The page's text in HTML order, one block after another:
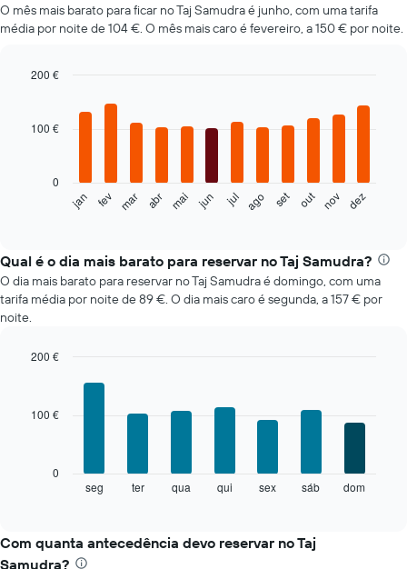
O mês mais barato para ficar no Taj Samudra é junho, com uma tarifa
média por noite de 104 €. O mês mais caro é fevereiro, a 150 € por noite.
with
o
preço
médio
de
um
em
O
numa
apresenta
jan fev mar abr mai jun jul ago set out nov dez
0
100 €
200 €
Qual é o dia mais barato para reservar no Taj Samudra?
O dia mais barato para reservar no Taj Samudra é domingo, com uma
tarifa média por noite de 89 €. O dia mais caro é segunda, a 157 € por
noite.
o
preço
seg ter qua qui sex sáb dom
0
100 €
200 €
Com quanta antecedência devo reservar no Taj
Samudra?